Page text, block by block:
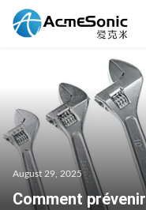
August 29, 2025
Comment